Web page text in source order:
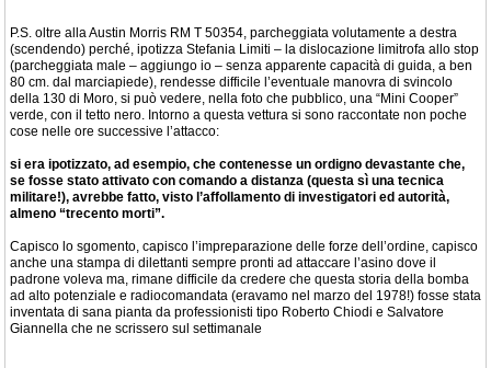
P.S. oltre alla Austin Morris RM T 50354, parcheggiata volutamente a destra
(scendendo) perché, ipotizza Stefania Limiti – la dislocazione limitrofa allo stop
(parcheggiata male – aggiungo io – senza apparente capacità di guida, a ben
80 cm. dal marciapiede), rendesse difficile l’eventuale manovra di svincolo
della 130 di Moro, si può vedere, nella foto che pubblico, una “Mini Cooper”
verde, con il tetto nero. Intorno a questa vettura si sono raccontate non poche
cose nelle ore successive l’attacco:
si era ipotizzato, ad esempio, che contenesse un ordigno devastante che,
se fosse stato attivato con comando a distanza (questa sì una tecnica
militare!), avrebbe fatto, visto l’affollamento di investigatori ed autorità,
almeno “trecento morti”.
Capisco lo sgomento, capisco l’impreparazione delle forze dell’ordine, capisco
anche una stampa di dilettanti sempre pronti ad attaccare l’asino dove il
padrone voleva ma, rimane difficile da credere che questa storia della bomba
ad alto potenziale e radiocomandata (eravamo nel marzo del 1978!) fosse stata
inventata di sana pianta da professionisti tipo Roberto Chiodi e Salvatore
Giannella che ne scrissero sul settimanale